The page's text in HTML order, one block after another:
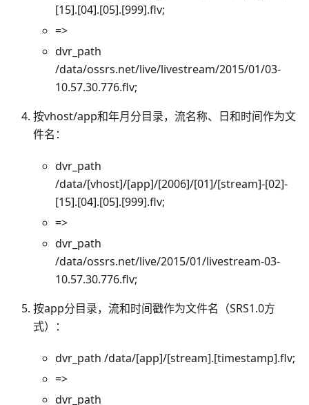
[15].[04].[05].[999].flv;
=>
dvr_path
/data/ossrs.net/live/livestream/2015/01/03-
10.57.30.776.flv;
按vhost/app和年月分目录，流名称、日和时间作为文
件名：
dvr_path
/data/[vhost]/[app]/[2006]/[01]/[stream]-[02]-
[15].[04].[05].[999].flv;
=>
dvr_path
/data/ossrs.net/live/2015/01/livestream-03-
10.57.30.776.flv;
按app分目录，流和时间戳作为文件名（SRS1.0方
式）：
dvr_path /data/[app]/[stream].[timestamp].flv;
=>
dvr_path